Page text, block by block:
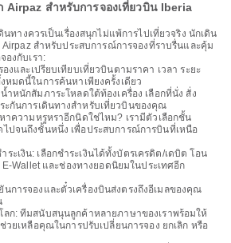
Airpaz สำหรับการจองเที่ยวบิน Iberia
นทางควรเป็นเรื่องสนุกไม่แพ้การไปเที่ยวจริง นักเดิน
สำหรับประสบการณ์การจองที่ราบรื่นและคุ้ม
องกับเรา:
งและเปรียบเทียบเที่ยวบินตามราคา เวลา ระยะ
หมดนี้ในการค้นหาเพียงครั้งเดียว
ำหนักสัมภาระโหลดใต้ท้องเครื่อง เลือกที่นั่ง สั่ง
ะกันการเดินทางสำหรับเที่ยวบินของคุณ
าความหรูหราอีกนิดใช่ไหม? เรามีตัวเลือกชั้น
ปจนถึงชั้นหนึ่ง เพื่อประสบการณ์การบินที่เหนือ
ะเงิน: เลือกชำระเงินได้ทั้งบัตรเครดิต/เดบิต โอน
Wallet และช่องทางยอดนิยมในประเทศอีก
การจองและตั๋วเครื่องบินส่งตรงถึงอีเมลของคุณ
ก: ทีมสนับสนุนลูกค้าหลายภาษาของเราพร้อมให้
วยเหลือคุณในการปรับเปลี่ยนการจอง ยกเลิก หรือ